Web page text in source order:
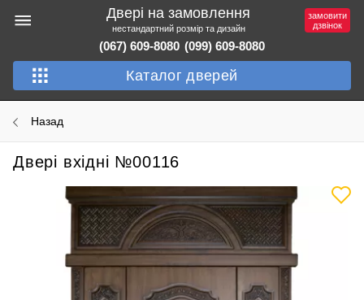
Двері на замовлення
нестандартний розмір та дизайн
(067) 609-8080 (099) 609-8080
Каталог дверей
замовити
дзвінок
Назад
Двері вхідні №00116